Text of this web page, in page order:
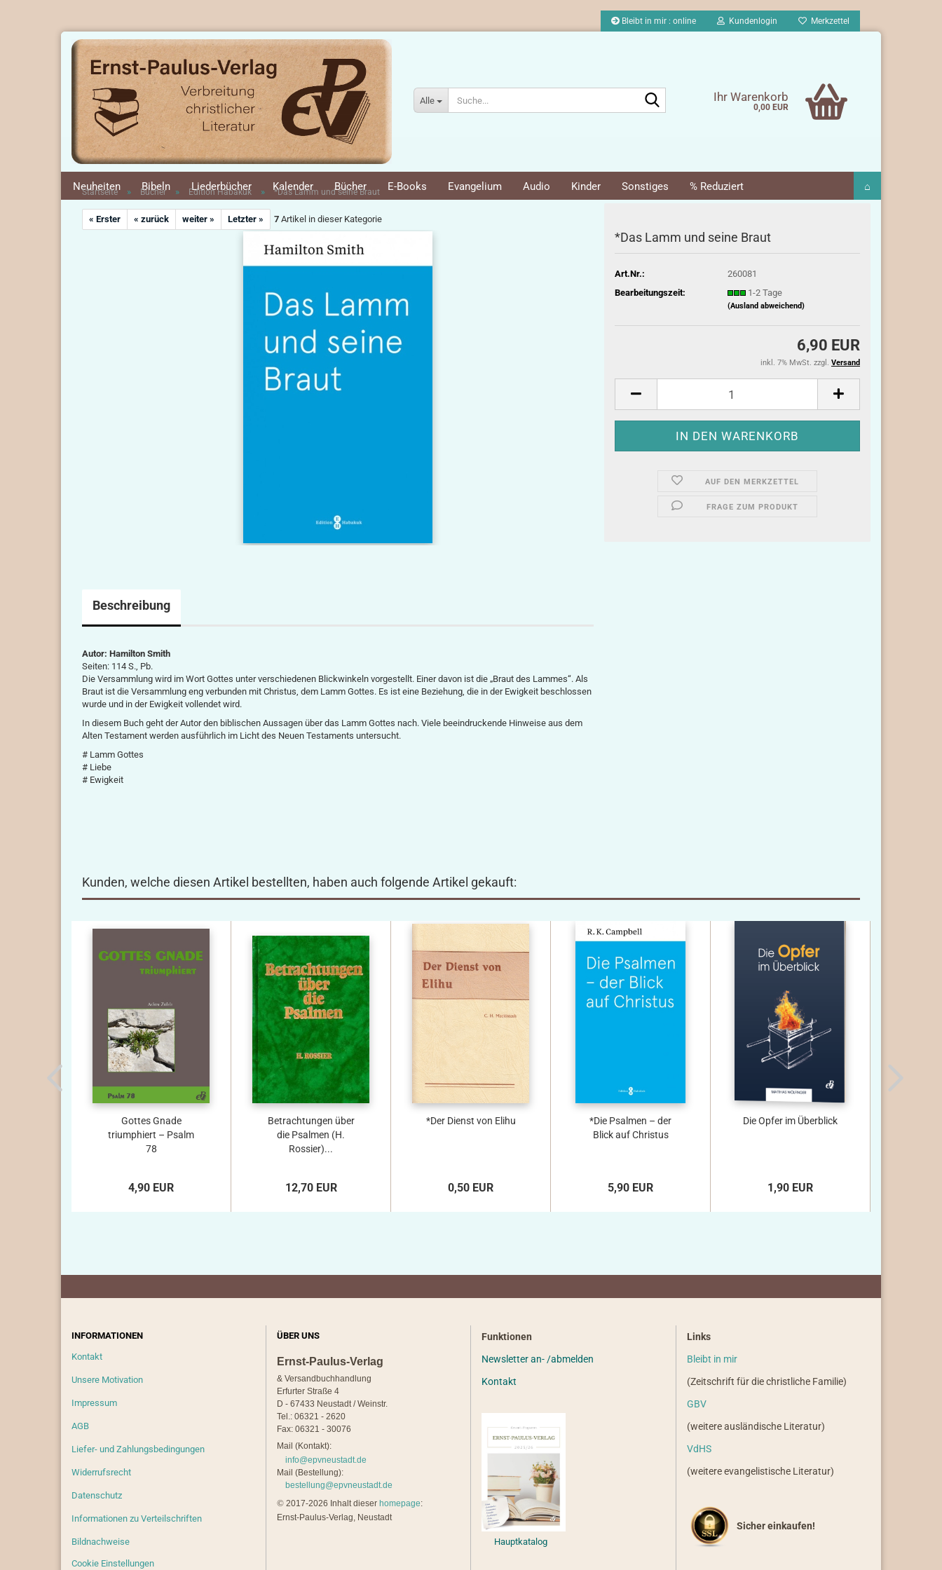
Bleibt in mir : online Kundenlogin Merkzettel
Alle Ihr Warenkorb
0,00 EUR
Neuheiten Bibeln Liederbücher Kalender Bücher E-Books Evangelium Audio Kinder Sonstiges % Reduziert ⌂
Startseite » Bücher » Edition Habakuk » *Das Lamm und seine Braut
« Erster « zurück weiter » Letzter » 7 Artikel in dieser Kategorie
*Das Lamm und seine Braut
Art.Nr.:
260081
Bearbeitungszeit:
1-2 Tage
(Ausland abweichend)
6,90 EUR
inkl. 7% MwSt. zzgl. Versand
AUF DEN MERKZETTEL
FRAGE ZUM PRODUKT
Beschreibung
Autor: Hamilton Smith
Seiten: 114 S., Pb.
Die Versammlung wird im Wort Gottes unter verschiedenen Blickwinkeln vorgestellt. Einer davon ist die „Braut des Lammes“. Als
Braut ist die Versammlung eng verbunden mit Christus, dem Lamm Gottes. Es ist eine Beziehung, die in der Ewigkeit beschlossen
wurde und in der Ewigkeit vollendet wird.
In diesem Buch geht der Autor den biblischen Aussagen über das Lamm Gottes nach. Viele beeindruckende Hinweise aus dem
Alten Testament werden ausführlich im Licht des Neuen Testaments untersucht.
# Lamm Gottes
# Liebe
# Ewigkeit
Kunden, welche diesen Artikel bestellten, haben auch folgende Artikel gekauft:
Gottes Gnade
triumphiert – Psalm
78
4,90 EUR
Betrachtungen über
die Psalmen (H.
Rossier)...
12,70 EUR
*Der Dienst von Elihu
0,50 EUR
*Die Psalmen – der
Blick auf Christus
5,90 EUR
Die Opfer im Überblick
1,90 EUR
INFORMATIONEN
Kontakt
Unsere Motivation
Impressum
AGB
Liefer- und Zahlungsbedingungen
Widerrufsrecht
Datenschutz
Informationen zu Verteilschriften
Bildnachweise
Cookie Einstellungen
ÜBER UNS
Ernst-Paulus-Verlag
& Versandbuchhandlung
Erfurter Straße 4
D - 67433 Neustadt / Weinstr.
Tel.: 06321 - 2620
Fax: 06321 - 30076
Mail (Kontakt):
info@epvneustadt.de
Mail (Bestellung):
bestellung@epvneustadt.de
© 2017-2026 Inhalt dieser homepage:
Ernst-Paulus-Verlag, Neustadt
Funktionen
Newsletter an- /abmelden
Kontakt
Hauptkatalog
Links
Bleibt in mir
(Zeitschrift für die christliche Familie)
GBV
(weitere ausländische Literatur)
VdHS
(weitere evangelistische Literatur)
Sicher einkaufen!